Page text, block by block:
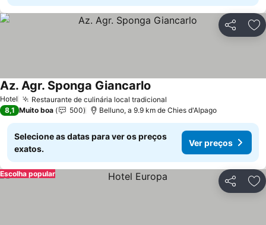
Partilhar
Hotel Restaurante de culinária local tradicional
Az. Agr. Sponga Giancarlo
8,1 Muito boa 500 Belluno, a 9.9 km de Chies d'Alpago
Selecione as datas para ver os preços
exatos.
Ver preços
Partilhar
Escolha popular